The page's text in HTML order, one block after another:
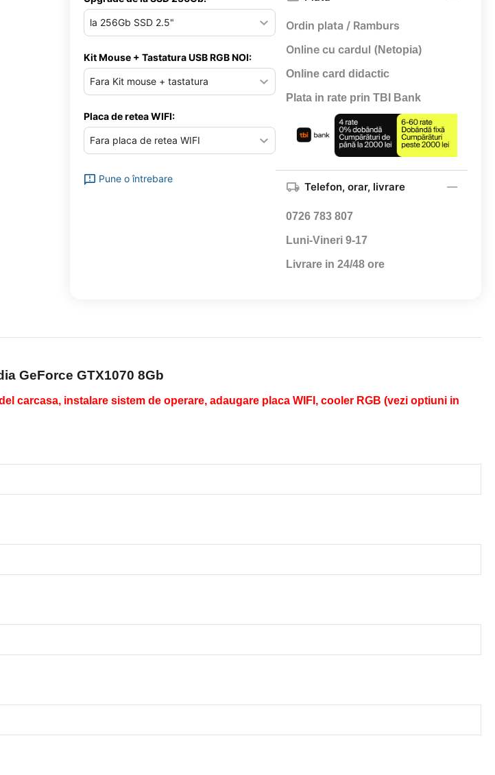
Kit Mouse + Tastatura USB RGB NOI:
Placa de retea WIFI:
Pune o întrebare
Ordin plata / Ramburs
Online cu cardul (Netopia)
Online card didactic
Plata in rate prin TBI Bank
Telefon, orar, livrare
0726 783 807
Luni-Vineri 9-17
Livrare in 24/48 ore
GeForce GTX1070 8Gb
carcasa, instalare sistem de operare, adaugare placa WIFI, cooler RGB (vezi optiuni in